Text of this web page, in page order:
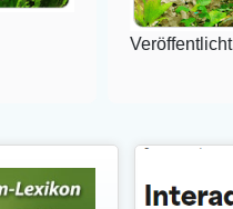
Veröffentlicht auf Google